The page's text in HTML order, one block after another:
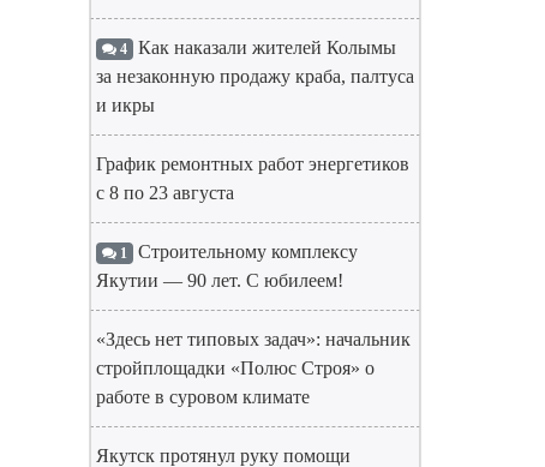
4 Как наказали жителей Колымы
за незаконную продажу краба, палтуса
и икры
График ремонтных работ энергетиков
с 8 по 23 августа
1 Строительному комплексу
Якутии — 90 лет. С юбилеем!
«Здесь нет типовых задач»: начальник
стройплощадки «Полюс Строя» о
работе в суровом климате
Якутск протянул руку помощи